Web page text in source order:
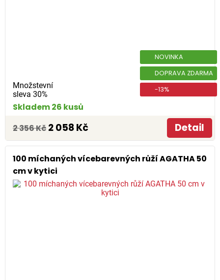
Množstevní
sleva 30%
NOVINKA
DOPRAVA ZDARMA
-13%
Skladem 26 kusů
2 356 Kč 2 058 Kč Detail
100 míchaných vícebarevných růží AGATHA 50
cm v kytici